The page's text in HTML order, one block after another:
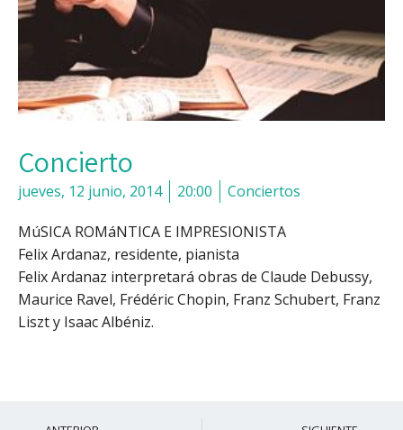
Concierto
jueves, 12 junio, 2014 20:00 Conciertos
MúSICA ROMáNTICA E IMPRESIONISTA
Felix Ardanaz, residente, pianista
Felix Ardanaz interpretará obras de Claude Debussy,
Maurice Ravel, Frédéric Chopin, Franz Schubert, Franz
Liszt y Isaac Albéniz.